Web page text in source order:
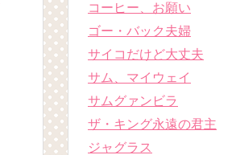
コーヒー、お願い
ゴー・バック夫婦
サイコだけど大丈夫
サム、マイウェイ
サムグァンビラ
ザ・キング永遠の君主
ジャグラス